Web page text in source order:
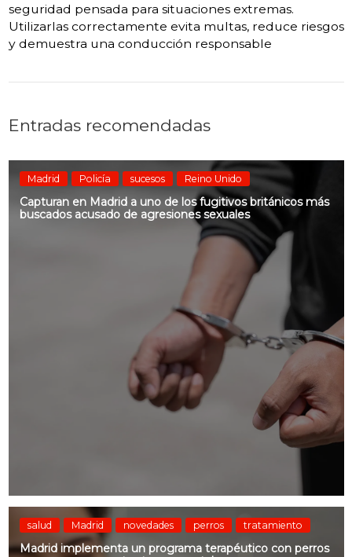
seguridad pensada para situaciones extremas.
Utilizarlas correctamente evita multas, reduce riesgos
y demuestra una conducción responsable
Entradas recomendadas
Madrid Policía sucesos Reino Unido
Capturan en Madrid a uno de los fugitivos británicos más
buscados acusado de agresiones sexuales
salud Madrid novedades perros tratamiento
Madrid implementa un programa terapéutico con perros